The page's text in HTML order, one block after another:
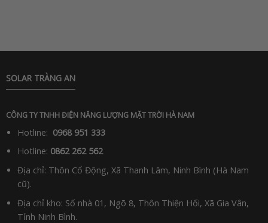
SOLAR TRÀNG AN
CÔNG TY TNHH ĐIỆN NĂNG LƯỢNG MẶT TRỜI HÀ NAM
Hotline: 0968 951 333
Hotline: 0862 262 562
Địa chỉ: Thôn Cổ Động, Xã Thanh Lâm, Ninh Bình (Hà Nam
cũ).
Địa chỉ kho: Số nhà 01, Ngõ 8, Thôn Thiện Hối, Xã Gia Vân,
Tỉnh Ninh Bình.